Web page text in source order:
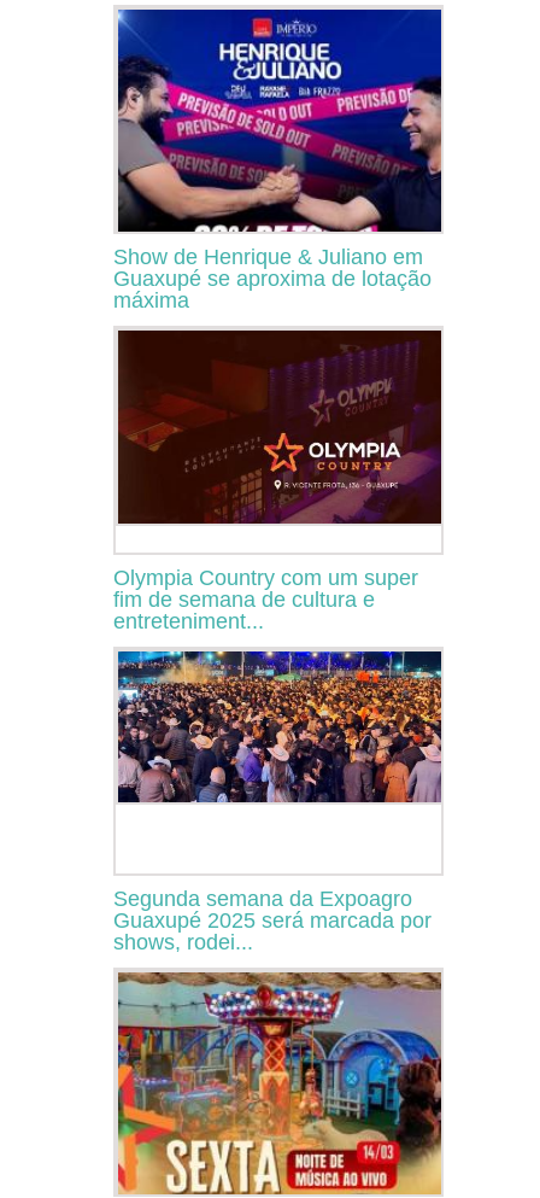
Show de Henrique & Juliano em
Guaxupé se aproxima de lotação
máxima
Olympia Country com um super
fim de semana de cultura e
entreteniment...
Segunda semana da Expoagro
Guaxupé 2025 será marcada por
shows, rodei...